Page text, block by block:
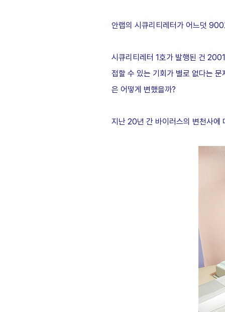
안랩의 시큐리티레터가 어느덧
시큐리티레터 1호가 발행된 건
접할 수 있는 기회가 별로 없다는
은 어떻게 변했을까?
지난 20년 간 바이러스의 변천사에